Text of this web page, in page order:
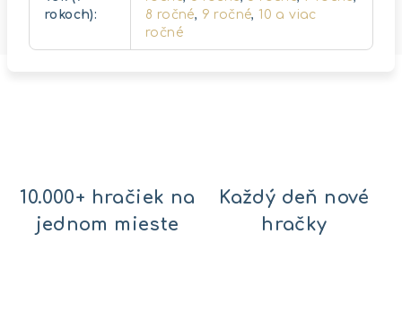
rokoch):
8 ročné, 9 ročné,10 a viac
ročné
10.000+ hračiek na
jednom mieste
Každý deň nové
hračky